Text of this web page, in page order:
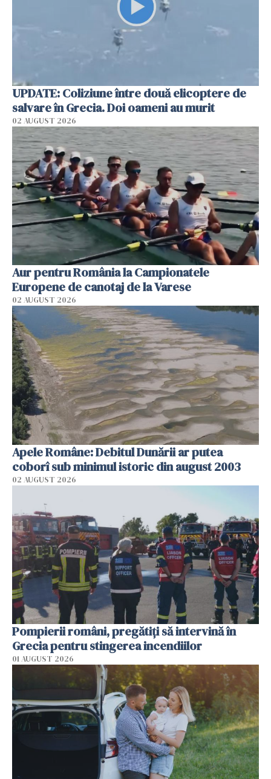
UPDATE: Coliziune între două elicoptere de
salvare în Grecia. Doi oameni au murit
02 AUGUST 2026
Aur pentru România la Campionatele
Europene de canotaj de la Varese
02 AUGUST 2026
Apele Române: Debitul Dunării ar putea
coborî sub minimul istoric din august 2003
02 AUGUST 2026
Pompierii români, pregătiţi să intervină în
Grecia pentru stingerea incendiilor
01 AUGUST 2026